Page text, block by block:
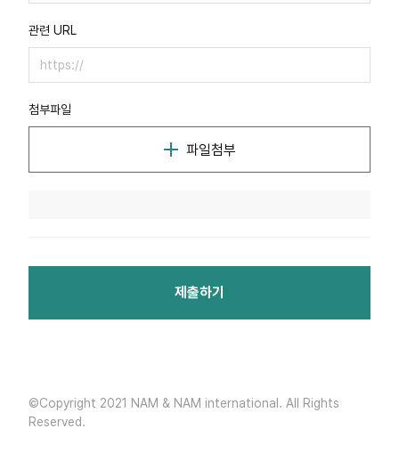
관련 URL
첨부파일
파일첨부
제출하기
©Copyright 2021 NAM & NAM international. All Rights
Reserved.